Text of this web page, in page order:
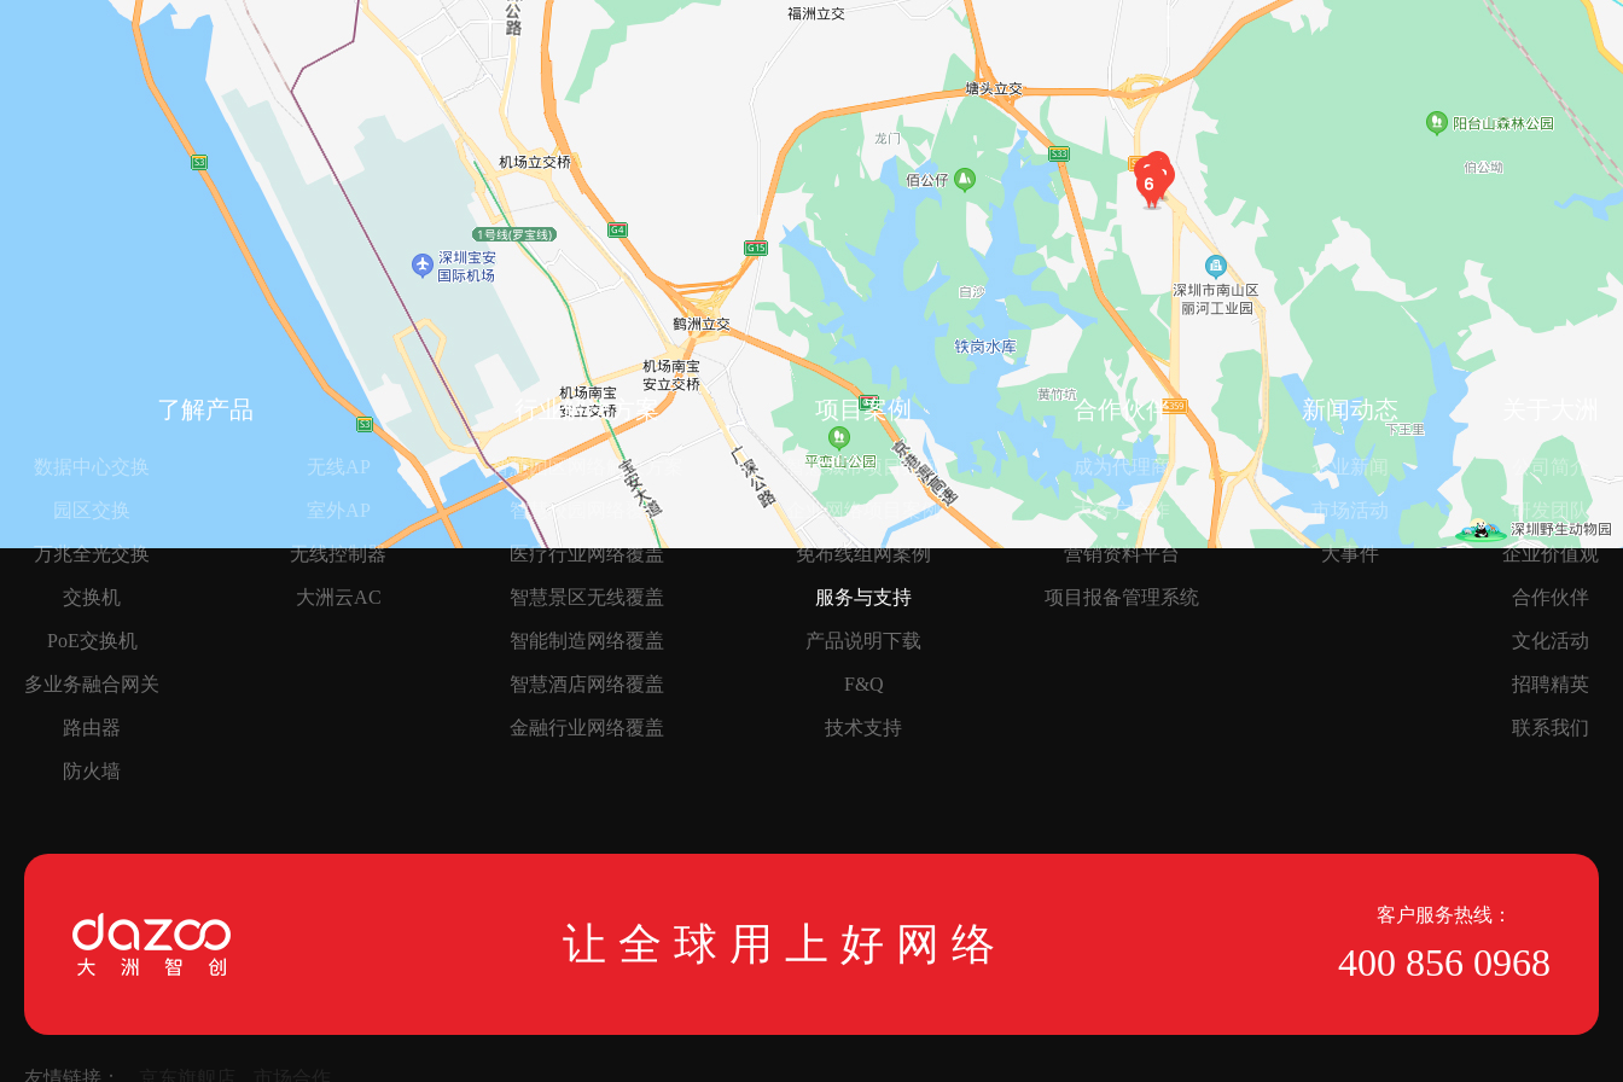
了解产品
数据中心交换
园区交换
万兆全光交换
交换机
PoE交换机
多业务融合网关
路由器
防火墙
无线AP
室外AP
无线控制器
大洲云AC
行业解决方案
智慧园区网络解决方案
智慧校园网络覆盖
医疗行业网络覆盖
智慧景区无线覆盖
智能制造网络覆盖
智慧酒店网络覆盖
金融行业网络覆盖
项目案例
智慧城市项目案例
企业网络项目案例
免布线组网案例
服务与支持
产品说明下载
F&Q
技术支持
合作伙伴
成为代理商
大客户合作
营销资料平台
项目报备管理系统
新闻动态
企业新闻
市场活动
大事件
公司简介
研发团队
企业价值观
合作伙伴
文化活动
招聘精英
联系我们
让全球用上好网络
客户服务热线：
400 856 0968
友情链接：